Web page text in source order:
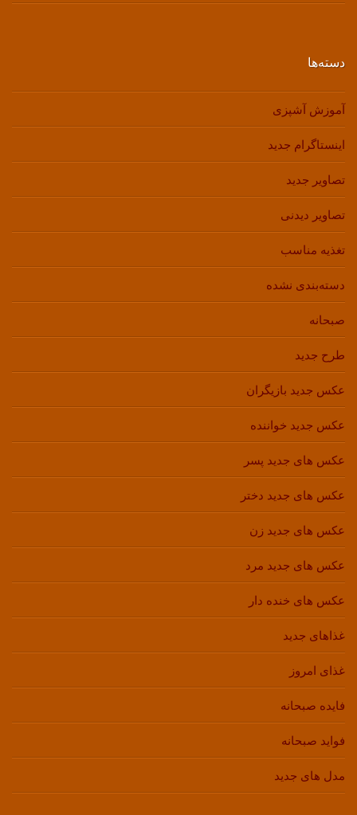
دسته‌ها
آموزش آشپزی
اینستاگرام جدید
تصاویر جدید
تصاویر دیدنی
تغذیه مناسب
دسته‌بندی نشده
صبحانه
طرح جدید
عکس جدید بازیگران
عکس جدید خواننده
عکس های جدید پسر
عکس های جدید دختر
عکس های جدید زن
عکس های جدید مرد
عکس های خنده دار
غذاهای جدید
غذای امروز
فایده صبحانه
فواید صبحانه
مدل های جدید